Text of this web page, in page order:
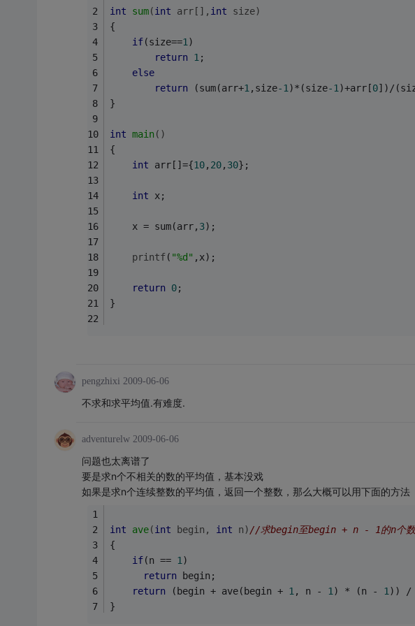
int sum(int arr[], int size)
{
if(size==1 )
return 1 ;
else
return (sum(arr+1 ,size-1 )*(size-1 )+arr[0])/
}
int main()
{
int arr[]={10, 20, 30};
int x;
	x = sum(arr,
3);
printf ( "%d" ,x);
return 0;
}
pengzhixi 2009-06-06
不求和求平均值.有难度.
adventurelw 2009-06-06
问题也太离谱了
要是求n个不相关的数的平均值，基本没戏
如果是求n个连续整数的平均值，返回一个整数，那么大概可以用下面的方法
int ave(int begin, int n)//求begin至begin + n - 1的n个数
{
if(n == 1 )
return begin;
return (begin + ave(begin + 1 , n - 1 ) * (n - 1 )) /
}